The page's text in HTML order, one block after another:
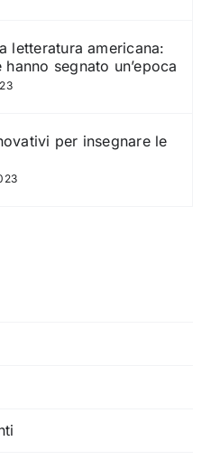
letteratura americana:
segnato un’epoca
per insegnare le